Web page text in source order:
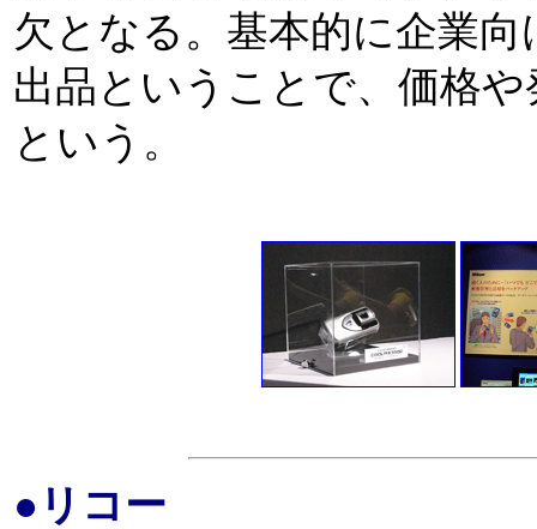
欠となる。基本的に企業
出品ということで、価格
という。
●リコー